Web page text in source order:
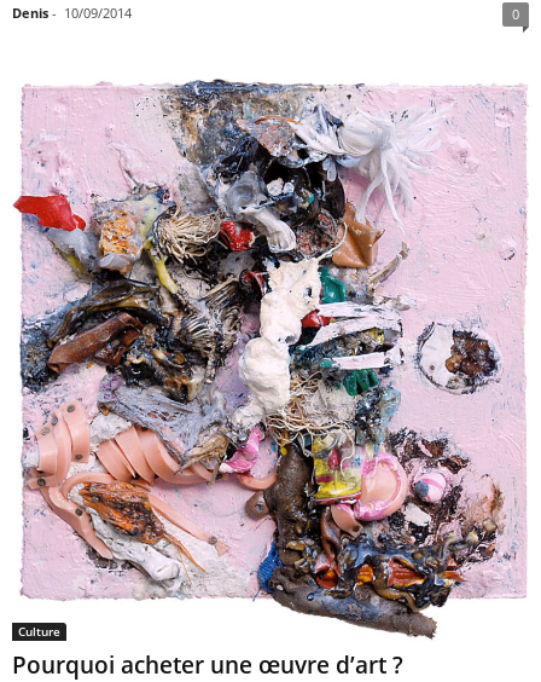
Denis - 10/09/2014 0
Culture
Pourquoi acheter une œuvre d’art ?